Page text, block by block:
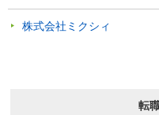
株式会社ミクシィ
転